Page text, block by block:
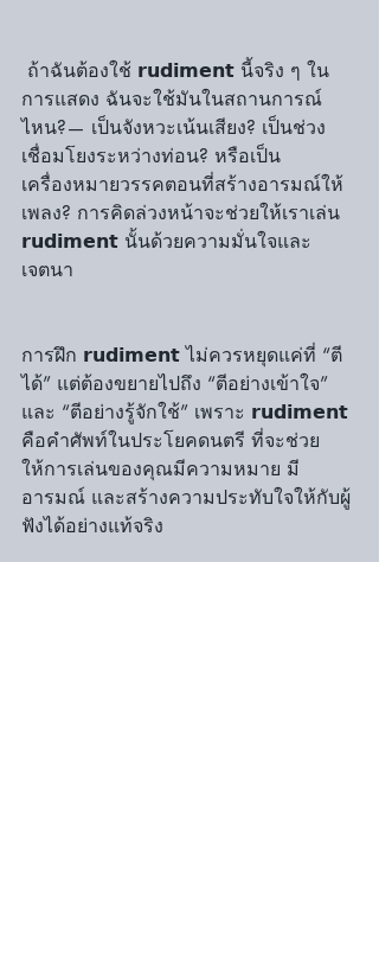
การแสดง ฉันจะใช้มันในสถานการณ์
ไหน?— เป็นจังหวะเน้นเสียง? เป็นช่วง
เชื่อมโยงระหว่างท่อน? หรือเป็น
เครื่องหมายวรรคตอนที่สร้างอารมณ์ให้
เพลง? การคิดล่วงหน้าจะช่วยให้เราเล่น
𝗿𝘂𝗱𝗶𝗺𝗲𝗻𝘁 นั้นด้วยความมั่นใจและ
เจตนา
การฝึก 𝗿𝘂𝗱𝗶𝗺𝗲𝗻𝘁 ไม่ควรหยุดแค่ที่ “ตี
ได้” แต่ต้องขยายไปถึง “ตีอย่างเข้าใจ”
และ “ตีอย่างรู้จักใช้” เพราะ 𝗿𝘂𝗱𝗶𝗺𝗲𝗻𝘁
คือคำศัพท์ในประโยคดนตรี ที่จะช่วย
ให้การเล่นของคุณมีความหมาย มี
อารมณ์ และสร้างความประทับใจให้กับผู้
ฟังได้อย่างแท้จริง